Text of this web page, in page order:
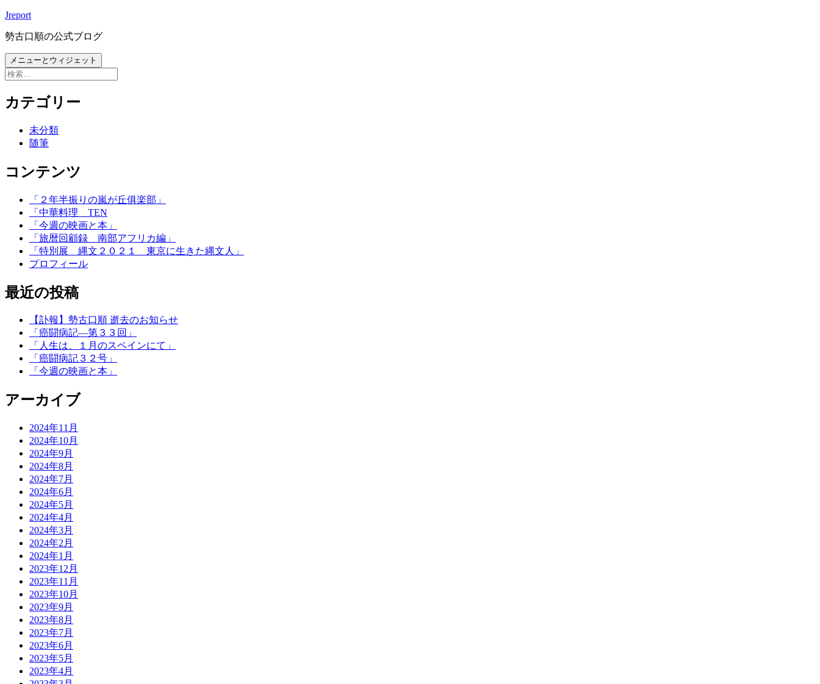
コ
テ
ン
ツ
へ
キ
Jreport
勢古口順の公式ブログ
メニューとウィジェット
検
カテゴリー
未分類
随筆
コンテンツ
「２年半振りの嵐が丘俱楽部」
「中華料理 TEN
「今週の映画と本」
「旅暦回顧録 南部アフリカ編」
「特別展 縄文２０２１ 東京に生きた縄文人」
プロフィール
最近の投稿
【訃報】勢古口順 逝去のお知らせ
「癌闘病記―第３３回」
「人生は、１月のスペインにて」
「癌闘病記３２号」
「今週の映画と本」
アーカイブ
2024年11月
2024年10月
2024年9月
2024年8月
2024年7月
2024年6月
2024年5月
2024年4月
2024年3月
2024年2月
2024年1月
2023年12月
2023年11月
2023年10月
2023年9月
2023年8月
2023年7月
2023年6月
2023年5月
2023年4月